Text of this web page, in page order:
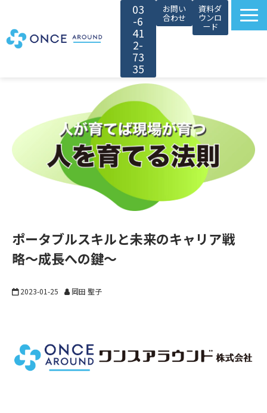
03
-6
41
2-
73
35
お問い
合わせ
資料ダ
ウンロ
ード
選ばれる理由
サービス紹介
対象者別カスタマイズ
導入事例
お役立ち情報
採用情報
ポータブルスキルと未来のキャリア戦
略〜成長への鍵〜
2023-01-25 岡田 聖子